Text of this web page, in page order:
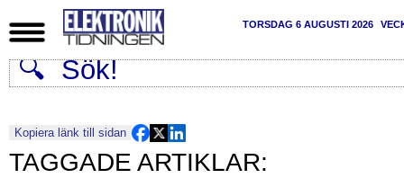
TORSDAG 6 AUGUSTI 2026
Kopiera länk till sidan